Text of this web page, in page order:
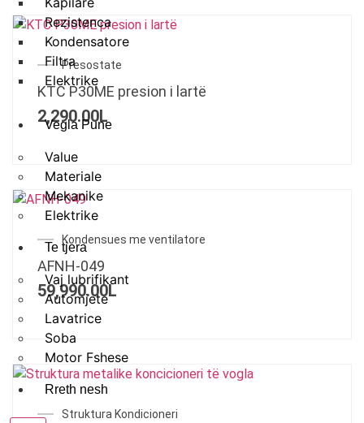
Rezistenca
Kondensatore
Filtra
Elektrike
Vegla Pune
Value
Materiale
Mekanike
Elektrike
Te tjera
Vaj lubrifikant
Automjete
Lavatrice
Soba
Motor Fshese
Rreth nesh
Presostate
KTC P30ME presion i lartë
2,290.00L
Kondensues me ventilatore
AFNH-049
59,990.00L
Struktura Kondicioneri